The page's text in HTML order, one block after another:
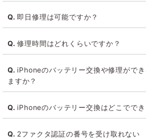
をお願いいたします。
即日修理は可能ですか？
となりました。
その他、即日修理が可能な修理もあり
て症状等確認後、ご案内いたします。
修理時間はどれくらいですか？
で、製品の症状や状態により変動いたし
お預かり修理の場合は1週間ほどで対応可
iPhoneのバッテリー交換や修理がで
ますか？
iPhoneのバッテリー交換はどこででき
している店舗へのご来店が必要となりま
2ファクタ認証の番号を受け取れない